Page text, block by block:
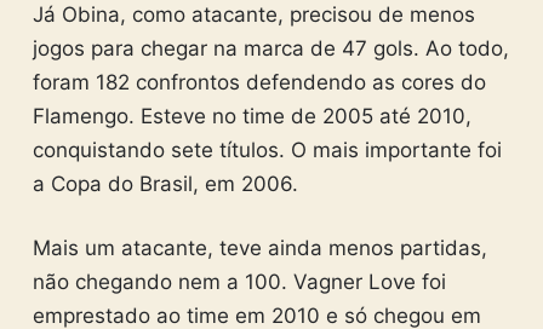
Já Obina, como atacante, precisou de menos
jogos para chegar na marca de 47 gols. Ao todo,
foram 182 confrontos defendendo as cores do
Flamengo. Esteve no time de 2005 até 2010,
conquistando sete títulos. O mais importante foi
a Copa do Brasil, em 2006.
Mais um atacante, teve ainda menos partidas,
não chegando nem a 100. Vagner Love foi
emprestado ao time em 2010 e só chegou em